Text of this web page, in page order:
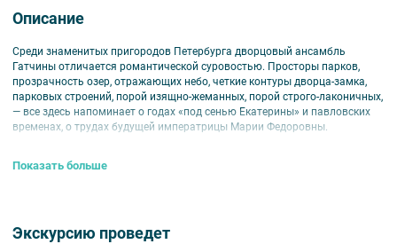
Описание
Среди знаменитых пригородов Петербурга дворцовый ансамбль
Гатчины отличается романтической суровостью. Просторы парков,
прозрачность озер, отражающих небо, четкие контуры дворца-замка,
парковых строений, порой изящно-жеманных, порой строго-лаконичных,
— все здесь напоминает о годах «под сенью Екатерины» и павловских
временах, о трудах будущей императрицы Марии Федоровны.
окружающих Санкт-Петербург, Гатчина с ее дворцами и парками – одно
— экскурсия по Гатчинскому парку,
Показать больше
Экскурсию проведет